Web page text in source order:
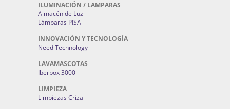
ILUMINACIÓN / LAMPARAS
Almacén de Luz
Lámparas PISA
INNOVACIÓN Y TECNOLOGÍA
Need Technology
LAVAMASCOTAS
Iberbox 3000
LIMPIEZA
Limpiezas Criza